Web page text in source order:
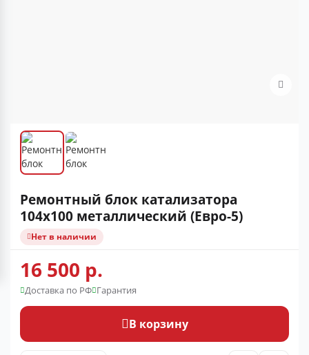
Ремонтный блок катализатора
104x100 металлический (Евро-5)
Нет в наличии
16 500 р.
Доставка по РФ Гарантия
В корзину